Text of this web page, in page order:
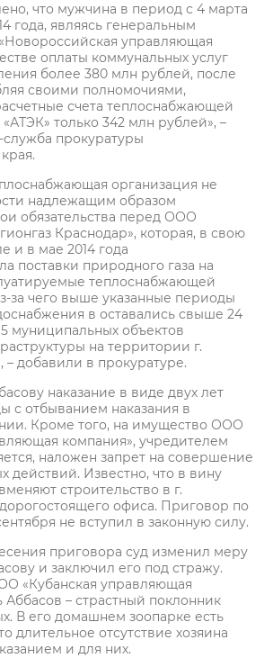
что мужчина в период с 4 марта
года, являясь генеральным
управляющая
оплаты коммунальных услуг
более 380 млн рублей, после
своими полномочиями,
счета теплоснабжающей
только 342 млн рублей», –
прокуратуры
организация не
надлежащим образом
обязательства перед ООО
Краснодар», которая, в свою
и в мае 2014 года
поставки природного газа на
теплоснабжающей
за чего выше указанные периоды
в оставались свыше 24
муниципальных объектов
на территории г.
– добавили в прокуратуре.
наказание в виде двух лет
с отбыванием наказания в
Кроме того, на имущество ООО
компания», учредителем
наложен запрет на совершение
действий. Известно, что в вину
строительство в г.
офиса. Приговор по
не вступил в законную силу.
приговора суд изменил меру
и заключил его под стражу.
«Кубанская управляющая
Аббасов – страстный поклонник
В его домашнем зоопарке есть
длительное отсутствие хозяина
и для них.